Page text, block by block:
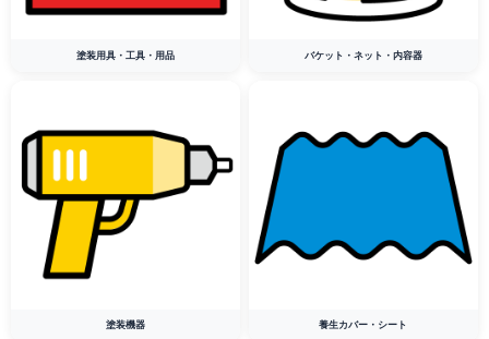
塗装用具・工具・用品 バケット・ネット・内容器
塗装機器 養生カバー・シート